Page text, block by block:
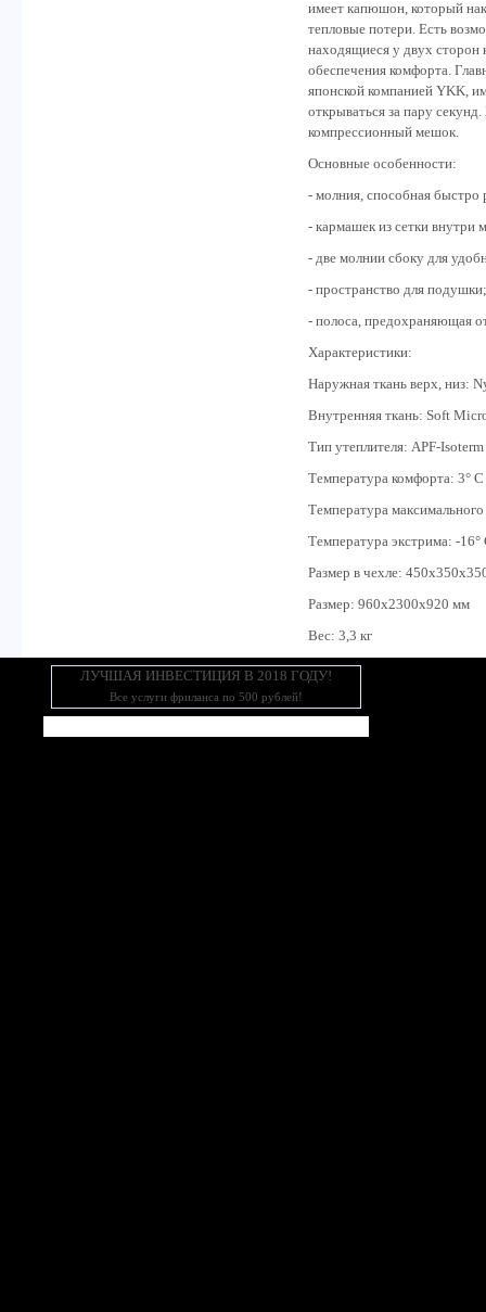
имеет капюшон, который
тепловые потери. Есть
находящиеся у двух
обеспечения комфорта.
японской компанией YKK,
открываться за пару
компрессионный мешок.
Основные особенности:
- молния, способная быстро
- кармашек из сетки внутри
- две молнии сбоку для
- пространство для подушки;
- полоса, предохраняющая
Характеристики:
Наружная ткань верх, низ:
Внутренняя ткань: Soft
Тип утеплителя: APF-
Температура комфорта: 3° C
Температура
Температура экстрима: -16°
Размер в чехле:
Размер: 960x2300x920 мм
Вес: 3,3 кг
ЛУЧШАЯ ИНВЕСТИЦИЯ В 2018 ГОДУ!
Все услуги фриланса по 500 рублей!